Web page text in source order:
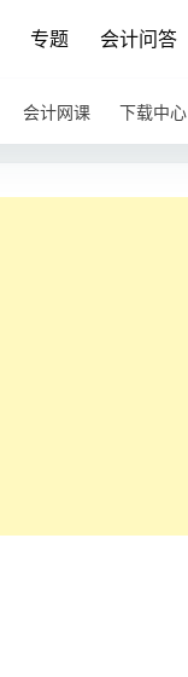
专题 会计问答
会计网课 下载中心